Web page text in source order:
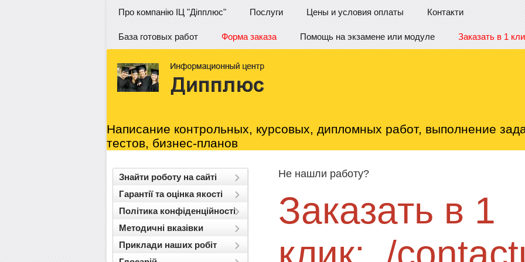
Про компанію ІЦ "Діпплюс" Послуги Цены и условия оплаты Контакти
База готовых работ Форма заказа Помощь на экзамене или модуле Заказать в 1
Написание контрольных, курсовых, дипломных работ, выполнение
тестов, бизнес-планов
Знайти роботу на сайті
Гарантії та оцінка якості
Політика конфіденційності
Методичні вказівки
Приклади наших робіт
Не нашли работу?
Заказать в 1